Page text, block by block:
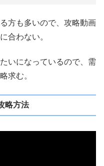
方も多いので、攻略動画
合わない。
いになっているので、需
求む。
略方法